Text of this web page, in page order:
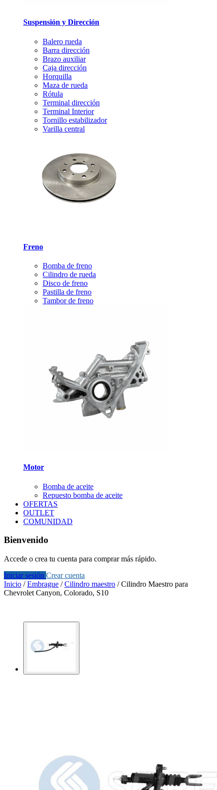
Suspensión y Dirección
Balero rueda
Barra dirección
Brazo auxiliar
Caja dirección
Horquilla
Maza de rueda
Rótula
Terminal dirección
Terminal Interior
Tornillo estabilizador
Varilla central
Freno
Bomba de freno
Cilindro de rueda
Disco de freno
Pastilla de freno
Tambor de freno
Motor
Bomba de aceite
Repuesto bomba de aceite
OFERTAS
OUTLET
COMUNIDAD
Bienvenido
Accede o crea tu cuenta para comprar más rápido.
Iniciar sesión Crear cuenta
Inicio /Embrague /Cilindro maestro /Cilindro Maestro para
Chevrolet Canyon, Colorado, S10